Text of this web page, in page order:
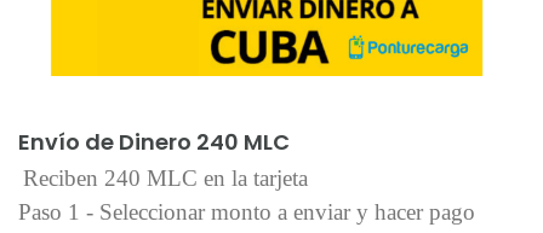
Envío de Dinero 240 MLC
Reciben 240 MLC en la tarjeta
Paso 1 - Seleccionar monto a enviar y hacer pago